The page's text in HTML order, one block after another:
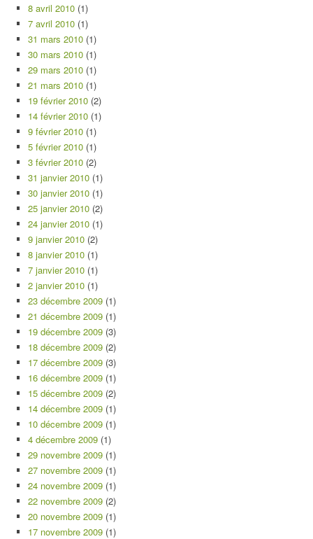
8 avril 2010 (1)
7 avril 2010 (1)
31 mars 2010 (1)
30 mars 2010 (1)
29 mars 2010 (1)
21 mars 2010 (1)
19 février 2010 (2)
14 février 2010 (1)
9 février 2010 (1)
5 février 2010 (1)
3 février 2010 (2)
31 janvier 2010 (1)
30 janvier 2010 (1)
25 janvier 2010 (2)
24 janvier 2010 (1)
9 janvier 2010 (2)
8 janvier 2010 (1)
7 janvier 2010 (1)
2 janvier 2010 (1)
23 décembre 2009 (1)
21 décembre 2009 (1)
19 décembre 2009 (3)
18 décembre 2009 (2)
17 décembre 2009 (3)
16 décembre 2009 (1)
15 décembre 2009 (2)
14 décembre 2009 (1)
10 décembre 2009 (1)
4 décembre 2009 (1)
29 novembre 2009 (1)
27 novembre 2009 (1)
24 novembre 2009 (1)
22 novembre 2009 (2)
20 novembre 2009 (1)
17 novembre 2009 (1)